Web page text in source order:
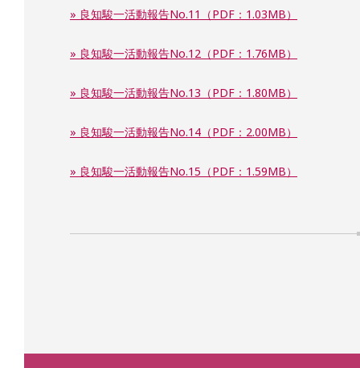
» 良知駿一活動報告No.11（PDF：1.03MB）
» 良知駿一活動報告No.12（PDF：1.76MB）
» 良知駿一活動報告No.13（PDF：1.80MB）
» 良知駿一活動報告No.14（PDF：2.00MB）
» 良知駿一活動報告No.15（PDF：1.59MB）